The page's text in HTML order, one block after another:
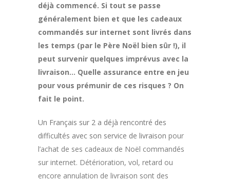
déjà commencé. Si tout se passe
généralement bien et que les cadeaux
commandés sur internet sont livrés dans
les temps (par le Père Noël bien sûr !), il
peut survenir quelques imprévus avec la
livraison… Quelle assurance entre en jeu
pour vous prémunir de ces risques ? On
fait le point.
Un Français sur 2 a déjà rencontré des
difficultés avec son service de livraison pour
l’achat de ses cadeaux de Noël commandés
sur internet. Détérioration, vol, retard ou
encore annulation de livraison sont des